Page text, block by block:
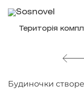
Територія
Будиночки